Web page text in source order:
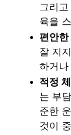
그리
육을
편안
잘 지
하거
적정
는 부
준한
것이